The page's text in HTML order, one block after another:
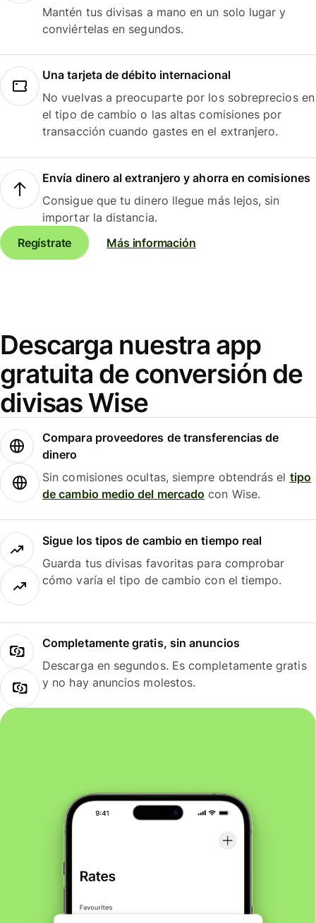
Mantén tus divisas a mano en un solo lugar y
conviértelas en segundos.
Una tarjeta de débito internacional
No vuelvas a preocuparte por los sobreprecios en
el tipo de cambio o las altas comisiones por
transacción cuando gastes en el extranjero.
Envía dinero al extranjero y ahorra en comisiones
Consigue que tu dinero llegue más lejos, sin
importar la distancia.
Regístrate
Más información
Descarga nuestra app
gratuita de conversión de
divisas Wise
Compara proveedores de transferencias de
dinero
Sin comisiones ocultas, siempre obtendrás el tipo
de cambio medio del mercado con Wise.
Sigue los tipos de cambio en tiempo real
Guarda tus divisas favoritas para comprobar
cómo varía el tipo de cambio con el tiempo.
Completamente gratis, sin anuncios
Descarga en segundos. Es completamente gratis
y no hay anuncios molestos.